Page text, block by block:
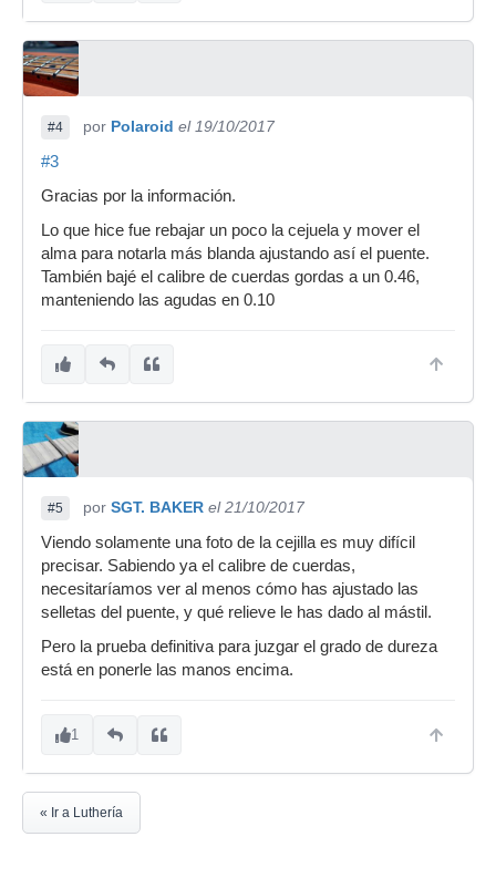
#4 por Polaroid el 19/10/2017
#3
Gracias por la información.
Lo que hice fue rebajar un poco la cejuela y mover el
alma para notarla más blanda ajustando así el puente.
También bajé el calibre de cuerdas gordas a un 0.46,
manteniendo las agudas en 0.10
#5 por SGT. BAKER el 21/10/2017
Viendo solamente una foto de la cejilla es muy difícil
precisar. Sabiendo ya el calibre de cuerdas,
necesitaríamos ver al menos cómo has ajustado las
selletas del puente, y qué relieve le has dado al mástil.
Pero la prueba definitiva para juzgar el grado de dureza
está en ponerle las manos encima.
1
« Ir a Luthería